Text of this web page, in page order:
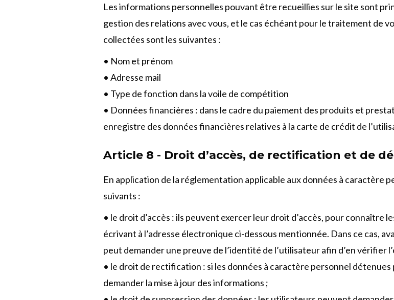
Les informations personnelles pouvant être recueillies sur le site sont
gestion des relations avec vous, et le cas échéant pour le traitement de
collectées sont les suivantes :
• Nom et prénom
• Adresse mail
• Type de fonction dans la voile de compétition
• Données financières : dans le cadre du paiement des produits et
enregistre des données financières relatives à la carte de crédit de
Article 8 - Droit d’accès, de rectification et de
En application de la réglementation applicable aux données à caractère
suivants :
• le droit d’accès : ils peuvent exercer leur droit d’accès, pour connaître
écrivant à l’adresse électronique ci-dessous mentionnée. Dans ce cas,
peut demander une preuve de l’identité de l’utilisateur afin d’en vérifier
• le droit de rectification : si les données à caractère personnel
demander la mise à jour des informations ;